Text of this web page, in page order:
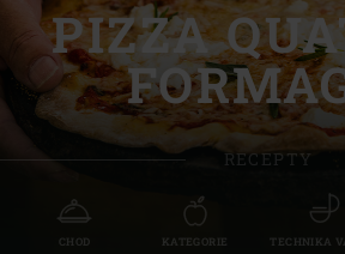
PIZZA
RECEPTY
CHOD KATEGORIE TECHNIKA